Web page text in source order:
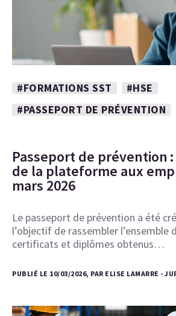
#FORMATIONS SST
#HSE
#PASSEPORT DE PRÉVENTION
Passeport de prévention
de la plateforme aux
mars 2026
Le passeport de prévention a été
l’objectif de rassembler
certificats et diplômes obtenus…
PUBLIÉ LE 10/03/2026, PAR ELISE LAMARRE -